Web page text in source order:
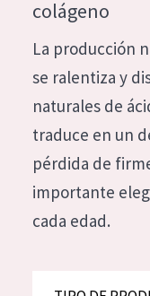
Hidratación y
Reducción de
Regeneración
Piel menopáusica
TIPO DE
German
Spanish
colágeno
La producción
se ralentiza y
naturales de
traduce en un
pérdida de
importante
cada edad.